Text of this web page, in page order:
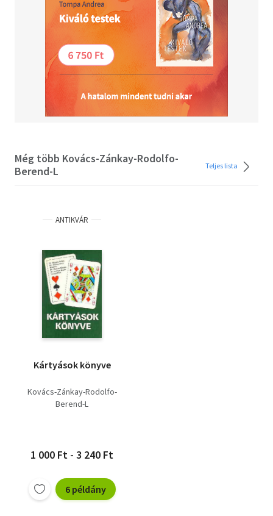
Még több Kovács-Zánkay-Rodolfo-
Berend-L
Teljes lista
ANTIKVÁR
Kártyások könyve
Kovács-Zánkay-Rodolfo-
Berend-L
1 000 Ft - 3 240 Ft
6 példány